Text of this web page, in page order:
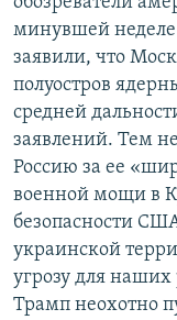
минувшей неделе
заявили, что
полуостров
средней
заявлений. Тем
Россию за ее
военной мощи в
безопасности
украинской
угрозу для
Трамп неохотно